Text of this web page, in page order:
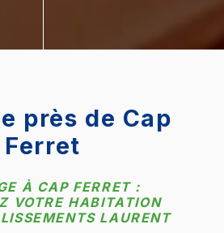
près de Cap
Ferret
À CAP FERRET :
VOTRE HABITATION
LAURENT